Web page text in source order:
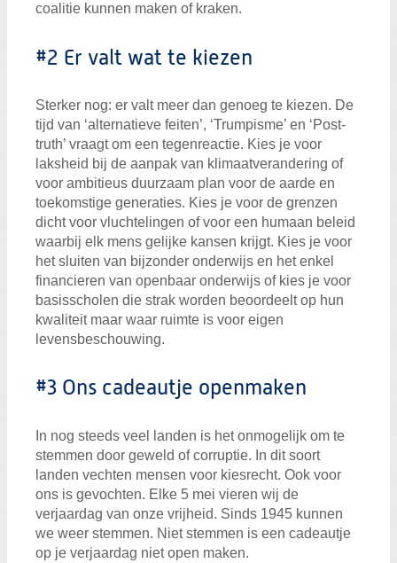
coalitie kunnen maken of kraken.
#2 Er valt wat te kiezen
Sterker nog: er valt meer dan genoeg te kiezen. De
tijd van ‘alternatieve feiten’, ‘Trumpisme’ en ‘Post-
truth’ vraagt om een tegenreactie. Kies je voor
laksheid bij de aanpak van klimaatverandering of
voor ambitieus duurzaam plan voor de aarde en
toekomstige generaties. Kies je voor de grenzen
dicht voor vluchtelingen of voor een humaan beleid
waarbij elk mens gelijke kansen krijgt. Kies je voor
het sluiten van bijzonder onderwijs en het enkel
financieren van openbaar onderwijs of kies je voor
basisscholen die strak worden beoordeelt op hun
kwaliteit maar waar ruimte is voor eigen
levensbeschouwing.
#3 Ons cadeautje openmaken
In nog steeds veel landen is het onmogelijk om te
stemmen door geweld of corruptie. In dit soort
landen vechten mensen voor kiesrecht. Ook voor
ons is gevochten. Elke 5 mei vieren wij de
verjaardag van onze vrijheid. Sinds 1945 kunnen
we weer stemmen. Niet stemmen is een cadeautje
op je verjaardag niet open maken.